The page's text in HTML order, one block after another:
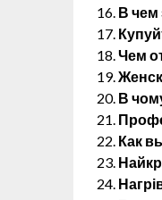
В чем
Чем
В
Как